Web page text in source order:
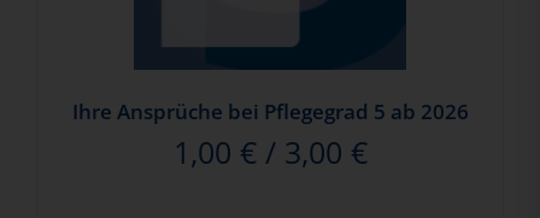
Ihre Ansprüche bei Pflegegrad 5 ab 2026
1,00 €/ 3,00 €